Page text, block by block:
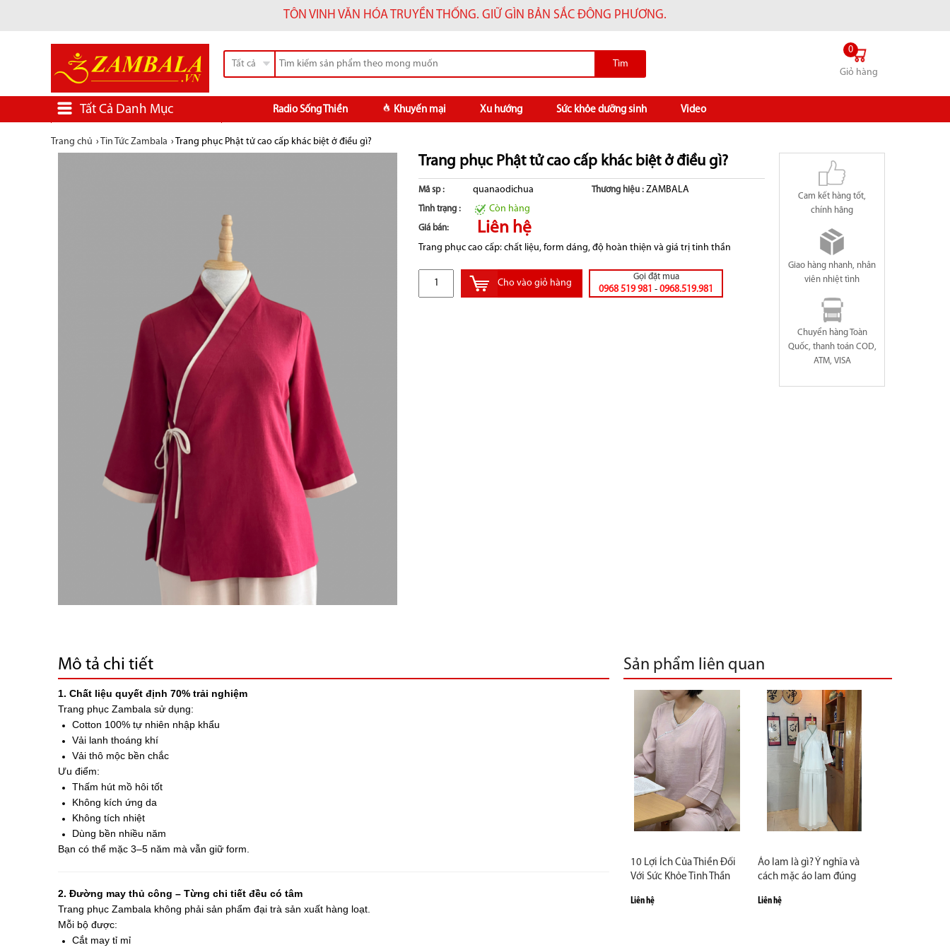
TÔN VINH VĂN HÓA TRUYỀN THỐNG. GIỮ GÌN BẢN SẮC ĐÔNG PHƯƠNG.
0
Giỏ hàng
Tất cả
Tất Cả Danh Mục Radio Sống Thiền Khuyến mại Xu hướng Sức khỏe dưỡng sinh Video
Trang chủ › Tin Tức Zambala › Trang phục Phật tử cao cấp khác biệt ở điều gì?
Trang phục Phật tử cao cấp khác biệt ở điều gì?
Mã sp : quanaodichua Thương hiệu : ZAMBALA
Tình trạng : Còn hàng
Giá bán: Liên hệ
Trang phục cao cấp: chất liệu, form dáng, độ hoàn thiện và giá trị tinh thần
Cho vào giỏ hàng
Gọi đặt mua
0968 519 981 -0968.519.981
Cam kết hàng tốt,
chính hãng
Giao hàng nhanh, nhân
viên nhiệt tình
Chuyển hàng Toàn
Quốc, thanh toán COD,
ATM, VISA
Mô tả chi tiết
1. Chất liệu quyết định 70% trải nghiệm
Trang phục Zambala sử dụng:
Cotton 100% tự nhiên nhập khẩu
Vải lanh thoáng khí
Vải thô mộc bền chắc
Ưu điểm:
Thấm hút mồ hôi tốt
Không kích ứng da
Không tích nhiệt
Dùng bền nhiều năm
Bạn có thể mặc 3–5 năm mà vẫn giữ form.
2. Đường may thủ công – Từng chi tiết đều có tâm
Trang phục Zambala không phải sản phẩm đại trà sản xuất hàng loạt.
Mỗi bộ được:
Cắt may tỉ mỉ
Sản phẩm liên quan
10 Lợi Ích Của Thiền Đối
Với Sức Khỏe Tinh Thần
Liên hệ
Áo lam là gì? Ý nghĩa và
cách mặc áo lam đúng
Liên hệ